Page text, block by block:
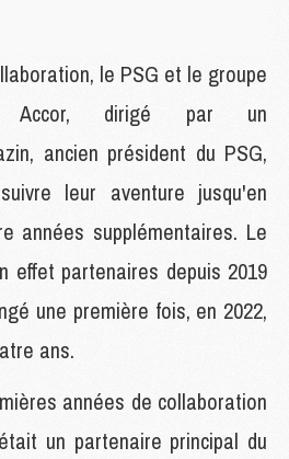
le PSG et le groupe
Accor, dirigé par un
ancien président du PSG,
leur aventure jusqu'en
années supplémentaires. Le
effet partenaires depuis 2019
une première fois, en 2022,
ans.
années de collaboration
un partenaire principal du